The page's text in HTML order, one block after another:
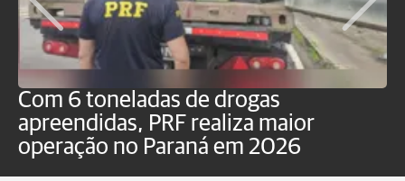
Com 6 toneladas de drogas
apreendidas, PRF realiza maior
operação no Paraná em 2026